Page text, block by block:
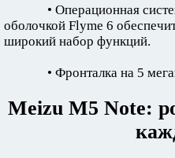
• Операционная
оболочкой Flyme 6
широкий набор функций.
• Фронталка на 5
Meizu M5 Note: